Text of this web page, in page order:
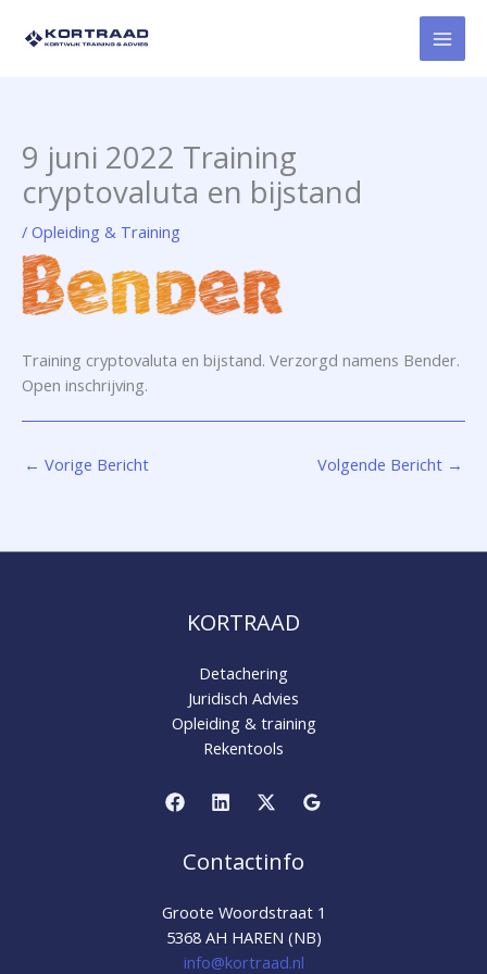
naar
9 juni 2022 Training
cryptovaluta en bijstand
/ Opleiding & Training
Training cryptovaluta en bijstand. Verzorgd namens Bender.
Open inschrijving.
← Vorige Bericht Volgende Bericht →
KORTRAAD
Detachering
Juridisch Advies
Opleiding & training
Rekentools
Contactinfo
Groote Woordstraat 1
5368 AH HAREN (NB)
info@kortraad.nl